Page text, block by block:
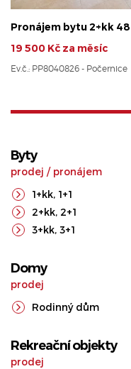
Pronájem bytu 2+kk
19 500 Kč za měsíc
Ev.č.: PP8040826 - Počernice
Byty
prodej / pronájem
1+kk, 1+1
2+kk, 2+1
3+kk, 3+1
Domy
prodej
Rodinný dům
Rekreační objekty
prodej